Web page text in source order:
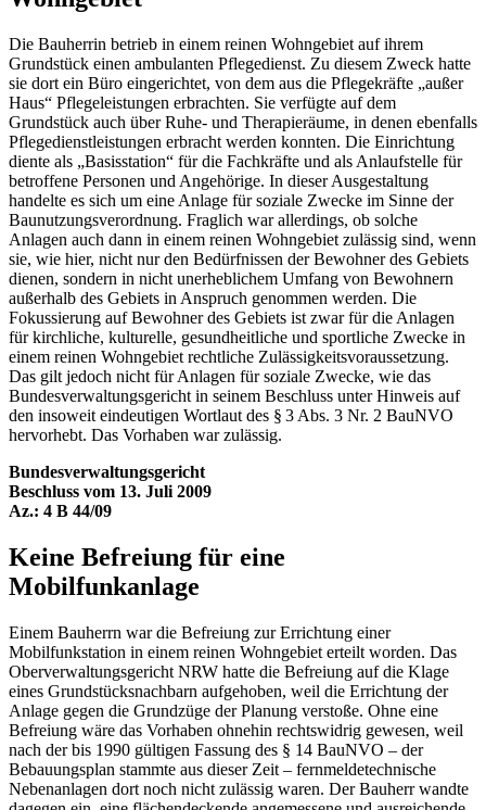
Die Bauherrin betrieb in einem reinen Wohngebiet auf ihrem
Grundstück einen ambulanten Pflegedienst. Zu diesem Zweck hatte
sie dort ein Büro eingerichtet, von dem aus die Pflegekräfte „außer
Haus“ Pflegeleistungen erbrachten. Sie verfügte auf dem
Grundstück auch über Ruhe- und Therapieräume, in denen ebenfalls
Pflegedienstleistungen erbracht werden konnten. Die Einrichtung
diente als „Basisstation“ für die Fachkräfte und als Anlaufstelle für
betroffene Personen und Angehörige. In dieser Ausgestaltung
handelte es sich um eine Anlage für soziale Zwecke im Sinne der
Baunutzungsverordnung. Fraglich war allerdings, ob solche
Anlagen auch dann in einem reinen Wohngebiet zulässig sind, wenn
sie, wie hier, nicht nur den Bedürfnissen der Bewohner des Gebiets
dienen, sondern in nicht unerheblichem Umfang von Bewohnern
außerhalb des Gebiets in Anspruch genommen werden. Die
Fokussierung auf Bewohner des Gebiets ist zwar für die Anlagen
für kirchliche, kulturelle, gesundheitliche und sportliche Zwecke in
einem reinen Wohngebiet rechtliche Zulässigkeitsvoraussetzung.
Das gilt jedoch nicht für Anlagen für soziale Zwecke, wie das
Bundesverwaltungsgericht in seinem Beschluss unter Hinweis auf
den insoweit eindeutigen Wortlaut des § 3 Abs. 3 Nr. 2 BauNVO
hervorhebt. Das Vorhaben war zulässig.
Bundesverwaltungsgericht
Beschluss vom 13. Juli 2009
Az.: 4 B 44/09
Keine Befreiung für eine
Mobilfunkanlage
Einem Bauherrn war die Befreiung zur Errichtung einer
Mobilfunkstation in einem reinen Wohngebiet erteilt worden. Das
Oberverwaltungsgericht NRW hatte die Befreiung auf die Klage
eines Grundstücksnachbarn aufgehoben, weil die Errichtung der
Anlage gegen die Grundzüge der Planung verstoße. Ohne eine
Befreiung wäre das Vorhaben ohnehin rechtswidrig gewesen, weil
nach der bis 1990 gültigen Fassung des § 14 BauNVO – der
Bebauungsplan stammte aus dieser Zeit – fernmeldetechnische
Nebenanlagen dort noch nicht zulässig waren. Der Bauherr wandte